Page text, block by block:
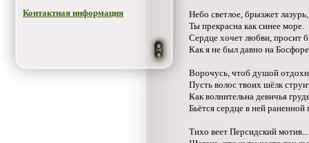
Контактная информация
Небо светлое, брызжет лазурь,
Ты прекрасна как синее море.
Сердце хочет любви, просит
Как я не был давно на
Ворочусь, чтоб душой
Пусть волос твоих шёлк
Как волнительна девичья
Бьётся сердце в ней раненной
Тихо веет Персидский мотив...